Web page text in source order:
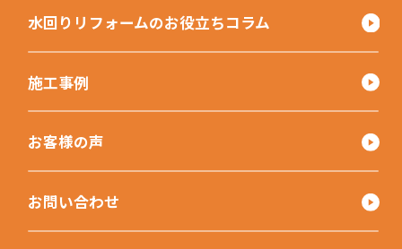
水回りリフォームのお役立ちコラム
施工事例
お客様の声
お問い合わせ